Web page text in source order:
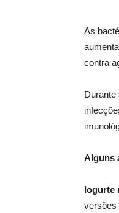
As
contra
Durante
Alguns
Iogurte
versões